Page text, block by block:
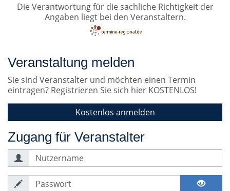
Die Verantwortung für die sachliche Richtigkeit der
Angaben liegt bei den Veranstaltern.
Veranstaltung melden
Sie sind Veranstalter und möchten einen Termin
eintragen? Registrieren Sie sich hier KOSTENLOS!
Kostenlos anmelden
Zugang für Veranstalter